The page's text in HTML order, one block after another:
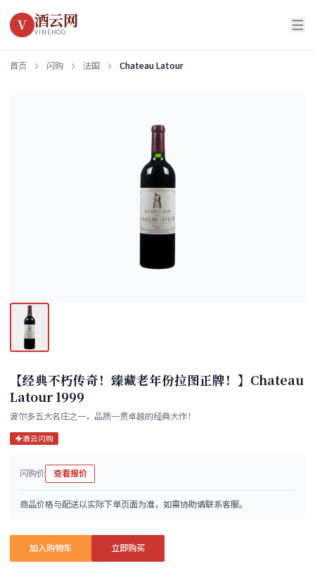
V 酒云网
VINEHOO
首页 闪购 法国 Chateau Latour
【经典不朽传奇！臻藏老年份拉图正牌！】Chateau
Latour 1999
波尔多五大名庄之一，品质一贯卓越的经典大作！
酒云闪购
闪购价 查看报价
商品价格与配送以实际下单页面为准，如需协助请联系客服。
加入购物车 立即购买